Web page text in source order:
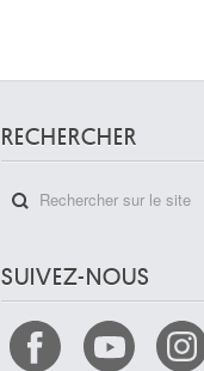
RECHERCHER
SUIVEZ-NOUS